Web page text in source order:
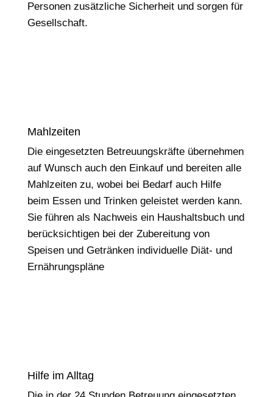
Personen zusätzliche Sicherheit und sorgen für
Gesellschaft.
Mahlzeiten
Die eingesetzten Betreuungskräfte übernehmen
auf Wunsch auch den Einkauf und bereiten alle
Mahlzeiten zu, wobei bei Bedarf auch Hilfe
beim Essen und Trinken geleistet werden kann.
Sie führen als Nachweis ein Haushaltsbuch und
berücksichtigen bei der Zubereitung von
Speisen und Getränken individuelle Diät- und
Ernährungspläne
Hilfe im Alltag